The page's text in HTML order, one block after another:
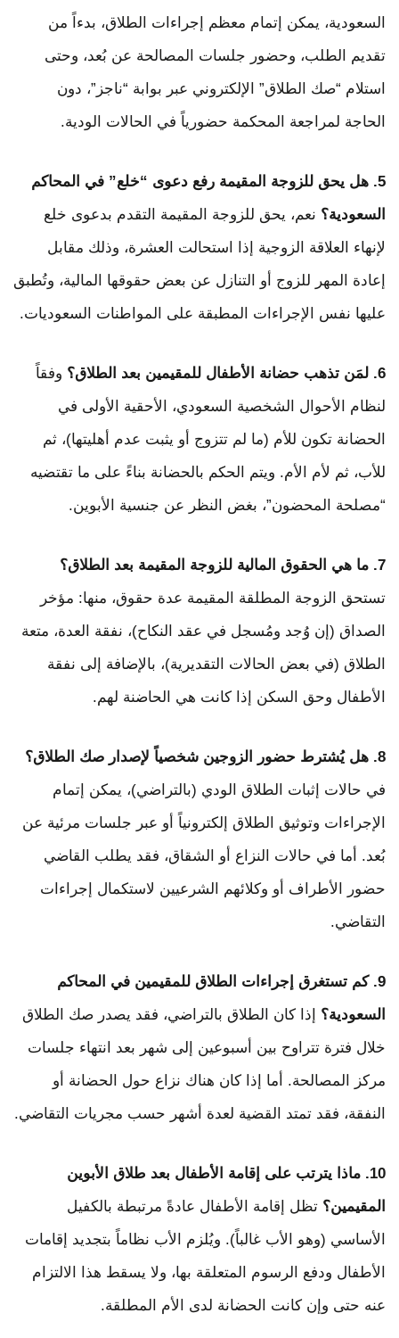
السعودية، يمكن إتمام معظم إجراءات الطلاق، بدءاً من
تقديم الطلب، وحضور جلسات المصالحة عن بُعد، وحتى
استلام “صك الطلاق” الإلكتروني عبر بوابة “ناجز”، دون
الحاجة لمراجعة المحكمة حضورياً في الحالات الودية.
5. هل يحق للزوجة المقيمة رفع دعوى “خلع” في المحاكم
السعودية؟ نعم، يحق للزوجة المقيمة التقدم بدعوى خلع
لإنهاء العلاقة الزوجية إذا استحالت العشرة، وذلك مقابل
إعادة المهر للزوج أو التنازل عن بعض حقوقها المالية، وتُطبق
عليها نفس الإجراءات المطبقة على المواطنات السعوديات.
6. لمَن تذهب حضانة الأطفال للمقيمين بعد الطلاق؟
وفقاً
لنظام الأحوال الشخصية السعودي، الأحقية الأولى في
الحضانة تكون للأم (ما لم تتزوج أو يثبت عدم أهليتها)، ثم
للأب، ثم لأم الأم. ويتم الحكم بالحضانة بناءً على ما تقتضيه
“مصلحة المحضون”، بغض النظر عن جنسية الأبوين.
7. ما هي الحقوق المالية للزوجة المقيمة بعد الطلاق؟
تستحق الزوجة المطلقة المقيمة عدة حقوق، منها: مؤخر
الصداق (إن وُجد ومُسجل في عقد النكاح)، نفقة العدة، متعة
الطلاق (في بعض الحالات التقديرية)، بالإضافة إلى نفقة
الأطفال وحق السكن إذا كانت هي الحاضنة لهم.
8. هل يُشترط حضور الزوجين شخصياً لإصدار صك الطلاق؟
في حالات إثبات الطلاق الودي (بالتراضي)، يمكن إتمام
الإجراءات وتوثيق الطلاق إلكترونياً أو عبر جلسات مرئية عن
بُعد. أما في حالات النزاع أو الشقاق، فقد يطلب القاضي
حضور الأطراف أو وكلائهم الشرعيين لاستكمال إجراءات
التقاضي.
9. كم تستغرق إجراءات الطلاق للمقيمين في المحاكم
السعودية؟ إذا كان الطلاق بالتراضي، فقد يصدر صك الطلاق
خلال فترة تتراوح بين أسبوعين إلى شهر بعد انتهاء جلسات
مركز المصالحة. أما إذا كان هناك نزاع حول الحضانة أو
النفقة، فقد تمتد القضية لعدة أشهر حسب مجريات التقاضي.
10. ماذا يترتب على إقامة الأطفال بعد طلاق الأبوين
المقيمين؟ تظل إقامة الأطفال عادةً مرتبطة بالكفيل
الأساسي (وهو الأب غالباً). ويُلزم الأب نظاماً بتجديد إقامات
الأطفال ودفع الرسوم المتعلقة بها، ولا يسقط هذا الالتزام
عنه حتى وإن كانت الحضانة لدى الأم المطلقة.